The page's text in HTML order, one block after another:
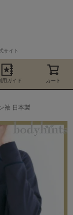
サイト
用ガイド カート
袖 日本製